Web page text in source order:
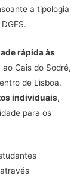
a tipologia
rápida às
Cais do Sodré,
de Lisboa.
individuais,
para os